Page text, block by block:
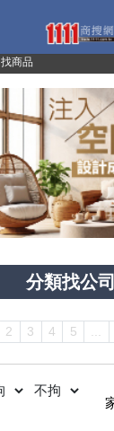
找商品
分類找公司
2 3 4 5